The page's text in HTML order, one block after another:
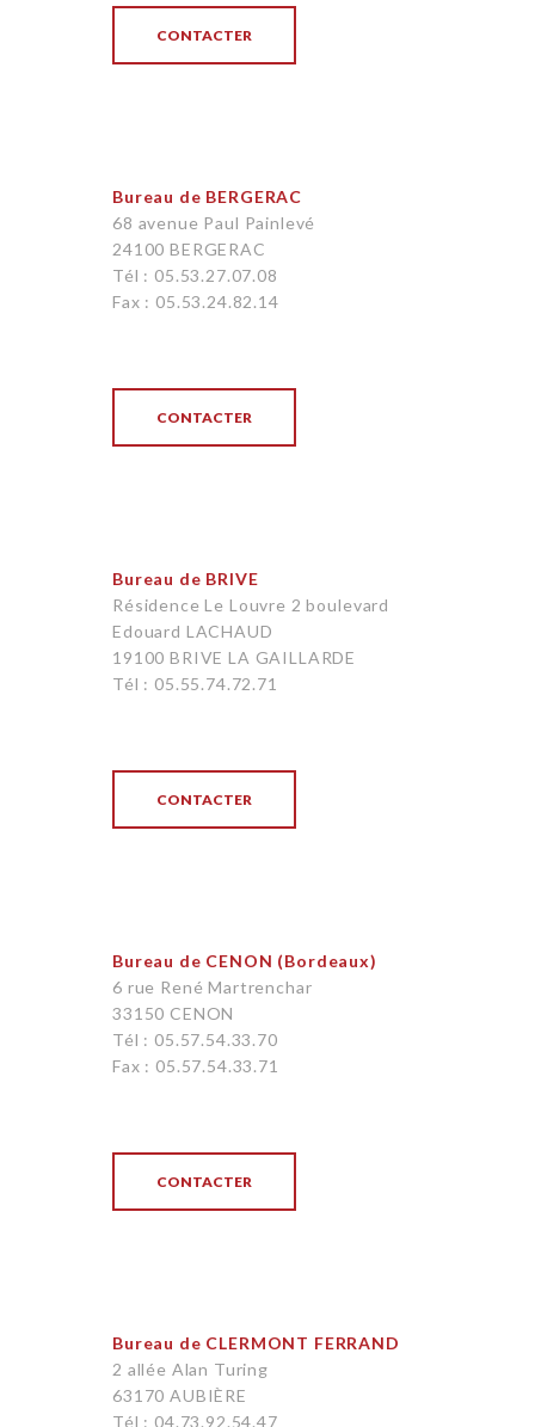
CONTACTER
Bureau de BERGERAC
68 avenue Paul Painlevé
24100 BERGERAC
Tél : 05.53.27.07.08
Fax : 05.53.24.82.14
CONTACTER
Bureau de BRIVE
Résidence Le Louvre 2 boulevard
Edouard LACHAUD
19100 BRIVE LA GAILLARDE
Tél : 05.55.74.72.71
CONTACTER
Bureau de CENON (Bordeaux)
6 rue René Martrenchar
33150 CENON
Tél : 05.57.54.33.70
Fax : 05.57.54.33.71
CONTACTER
Bureau de CLERMONT FERRAND
2 allée Alan Turing
63170 AUBIÈRE
Tél : 04.73.92.54.47